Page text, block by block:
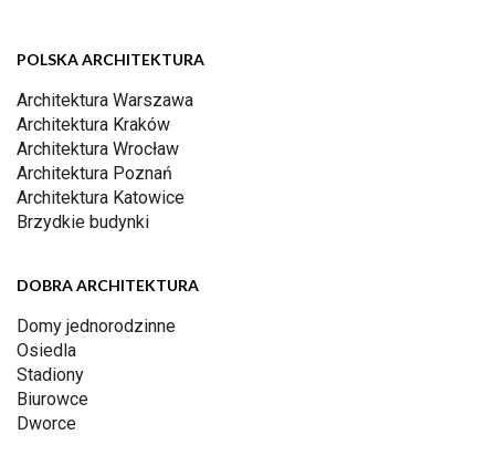
POLSKA ARCHITEKTURA
Architektura Warszawa
Architektura Kraków
Architektura Wrocław
Architektura Poznań
Architektura Katowice
Brzydkie budynki
DOBRA ARCHITEKTURA
Domy jednorodzinne
Osiedla
Stadiony
Biurowce
Dworce